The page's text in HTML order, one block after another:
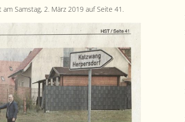
Sam­stag, 2. März 2019 auf Seite 41.